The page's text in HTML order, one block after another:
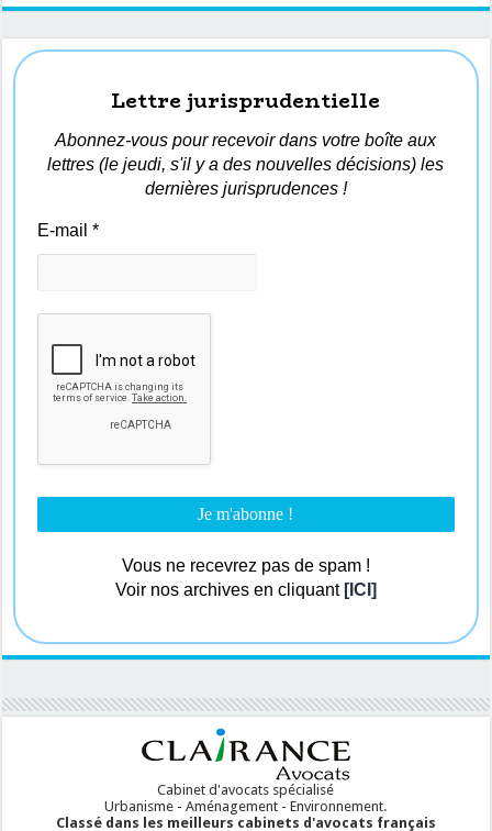
Lettre jurisprudentielle
Abonnez-vous pour recevoir dans votre boîte aux
lettres (le jeudi, s'il y a des nouvelles décisions) les
dernières jurisprudences !
E-mail*
Vous ne recevrez pas de spam !
Voir nos archives en cliquant [ICI]
Cabinet d'avocats spécialisé
Urbanisme - Aménagement - Environnement.
Classé dans les meilleurs cabinets d'avocats français